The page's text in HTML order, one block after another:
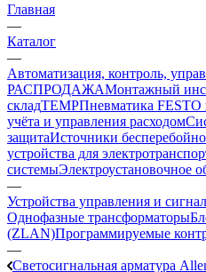
Главная
—
Каталог
—
Автоматизация, контроль,
РАСПРОДАЖАМонтажный
складTEMPПневматика FESTO
учёта и управления расходом
защитаИсточники
устройства для
системыЭлектроустановочное
—
Устройства управления и
Однофазные трансформаторы
(ZLAN)Программируемые
—
Светосигнальная арматура